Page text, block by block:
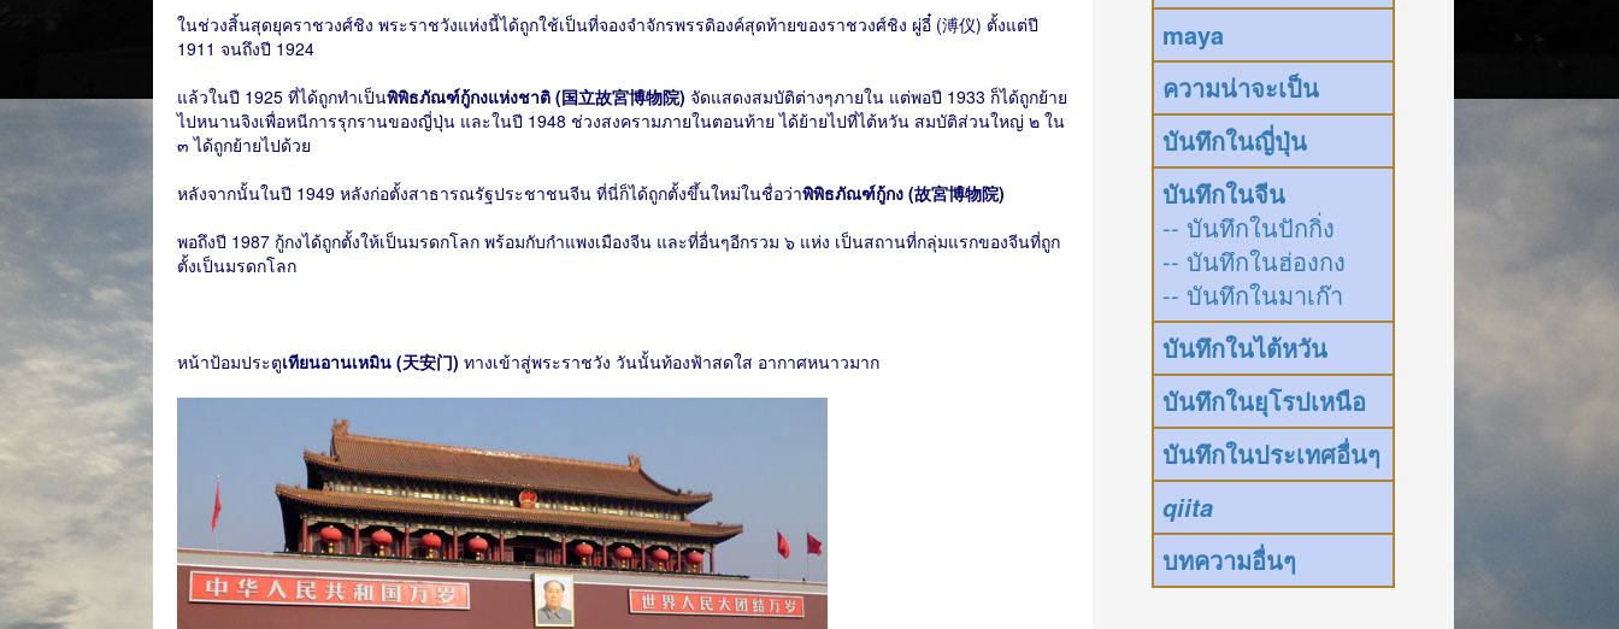
ในช่วงสิ้นสุดยุคราชวงศ์ชิง พระราชวังแห่งนี้ได้ถูกใช้เป็นที่จองจำจักรพรรดิองค์สุดท้ายของราชวงศ์ชิง ผู่อี๋ (溥仪) ตั้งแต่ปี
1911 จนถึงปี 1924
แล้วในปี 1925 ที่ได้ถูกทำเป็นพิพิธภัณฑ์กู้กงแห่งชาติ (国立故宮博物院) จัดแสดงสมบัติต่างๆภายใน แต่พอปี 1933 ก็ได้ถูกย้าย
ไปหนานจิงเพื่อหนีการรุกรานของญี่ปุ่น และในปี 1948 ช่วงสงครามภายในตอนท้าย ได้ย้ายไปที่ไต้หวัน สมบัติส่วนใหญ่ ๒ ใน
๓ ได้ถูกย้ายไปด้วย
หลังจากนั้นในปี 1949 หลังก่อตั้งสาธารณรัฐประชาชนจีน ที่นี่ก็ได้ถูกตั้งขึ้นใหม่ในชื่อว่าพิพิธภัณฑ์กู้กง (故宮博物院)
พอถึงปี 1987 กู้กงได้ถูกตั้งให้เป็นมรดกโลก พร้อมกับกำแพงเมืองจีน และที่อื่นๆอีกรวม ๖​ แห่ง เป็นสถานที่กลุ่มแรกของจีนที่ถูก
ตั้งเป็นมรดกโลก
หน้าป้อมประตูเทียนอานเหมิน (天安门) ทางเข้าสู่พระราชวัง วันนั้นท้องฟ้าสดใส อากาศหนาวมาก
maya
ความน่าจะเป็น
บันทึกในญี่ปุ่น
บันทึกในจีน
-- บันทึกในปักกิ่ง
-- บันทึกในฮ่องกง
-- บันทึกในมาเก๊า
บันทึกในไต้หวัน
บันทึกในยุโรปเหนือ
บันทึกในประเทศอื่นๆ
qiita
บทความอื่นๆ